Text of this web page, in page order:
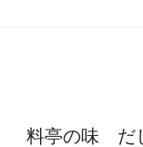
料亭の味 だ